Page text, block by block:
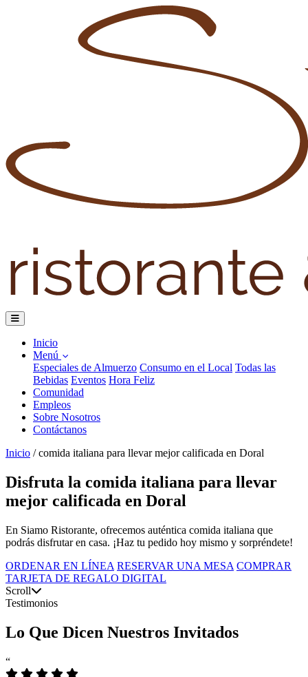
Inicio
Menú
Especiales de Almuerzo Consumo en el Local Todas las
Bebidas Eventos Hora Feliz
Comunidad
Empleos
Sobre Nosotros
Contáctanos
Inicio / comida italiana para llevar mejor calificada en Doral
Disfruta la comida italiana para llevar
mejor calificada en Doral
En Siamo Ristorante, ofrecemos auténtica comida italiana que
podrás disfrutar en casa. ¡Haz tu pedido hoy mismo y sorpréndete!
ORDENAR EN LÍNEA RESERVAR UNA MESA COMPRAR
TARJETA DE REGALO DIGITAL
Scroll
Testimonios
Lo Que Dicen Nuestros Invitados
“